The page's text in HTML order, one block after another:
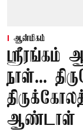
ஆன்மிகம்
ஸ்ரீரங்கம்
நாள்...
ஆண்டாள்